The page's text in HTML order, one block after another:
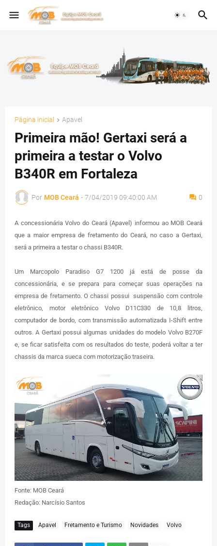
Página inicial Apavel
Primeira mão! Gertaxi será a
primeira a testar o Volvo
B340R em Fortaleza
Por MOB Ceará - 7/04/2019 09:40:00 AM 0
A concessionária Volvo do Ceará (Apavel) informou ao MOB Ceará
que a maior empresa de fretamento do Ceará, no caso a Gertaxi,
será a primeira a testar o chassi B340R.
Um Marcopolo Paradiso G7 1200 já está de posse da
concessionária, e se prepara para começar suas operações na
empresa de fretamento. O chassi possui suspensão com controle
eletrônico, motor eletrônico Volvo D11C330 de 10,8 litros,
computador de bordo, com transmissão automatizada I-Shift entre
outros. A Gertaxi possui algumas unidades do modelo Volvo B270F
e, se ficar satisfeita com os resultados do teste, poderá voltar a ter
chassis da marca sueca com motorização traseira.
Fonte: MOB Ceará
Redação: Narcísio Santos
Tags Apavel Fretamento e Turismo Novidades Volvo